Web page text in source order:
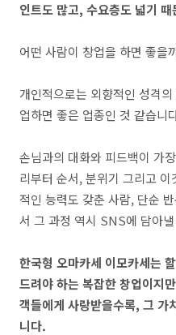
인트도 많고, 수요층도 넓기 때
어떤 사람이 창업을 하면 좋을
개인적으로는 외향적인 성격
업하면 좋은 업종인 것 같습니
손님과의 대화와 피드백이 가
리부터 순서, 분위기 그리고
적인 능력도 갖춘 사람, 단순
서 그 과정 역시 SNS에 담아
한국형 오마카세 이모카세는
드려야 하는 복잡한 창업이지
객들에게 사랑받을수록, 그 가
니다.